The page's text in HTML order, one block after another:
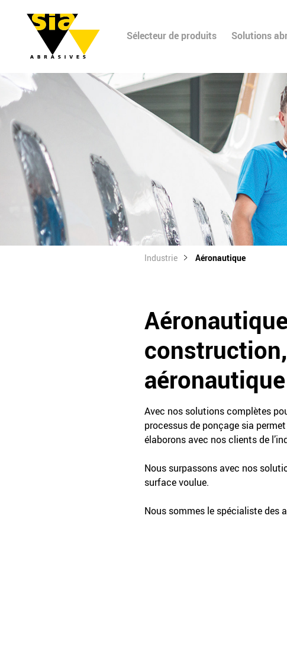
Sélecteur de produits Solutions
Industrie Aéronautique
aéronautique
Avec nos solutions complètes
processus de ponçage sia
élaborons avec nos clients de
Nous surpassons avec nos
surface voulue.
Nous sommes le spécialiste des